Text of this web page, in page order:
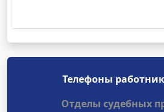
Телефоны
Отделы судебных